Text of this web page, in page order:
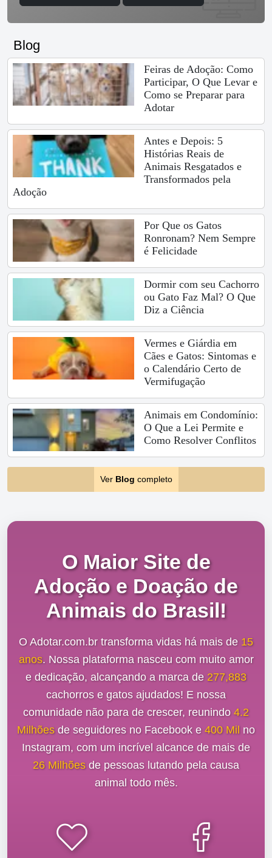
Blog
Feiras de Adoção: Como
Participar, O Que Levar e
Como se Preparar para
Adotar
Antes e Depois: 5
Histórias Reais de
Animais Resgatados e
Transformados pela
Adoção
Por Que os Gatos
Ronronam? Nem Sempre
é Felicidade
Dormir com seu Cachorro
ou Gato Faz Mal? O Que
Diz a Ciência
Vermes e Giárdia em
Cães e Gatos: Sintomas e
o Calendário Certo de
Vermifugação
Animais em Condomínio:
O Que a Lei Permite e
Como Resolver Conflitos
Ver Blog completo
O Maior Site de
Adoção e Doação de
Animais do Brasil!
O Adotar.com.br transforma vidas há mais de 15
anos. Nossa plataforma nasceu com muito amor
e dedicação, alcançando a marca de 277,883
cachorros e gatos ajudados! E nossa
comunidade não para de crescer, reunindo 4.2
Milhõesde seguidores no Facebook e 400 Mil no
Instagram, com um incrível alcance de mais de
26 Milhõesde pessoas lutando pela causa
animal todo mês.